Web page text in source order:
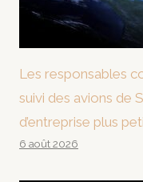
Les responsables
suivi des avions de
d’entreprise plus
6 août 2026